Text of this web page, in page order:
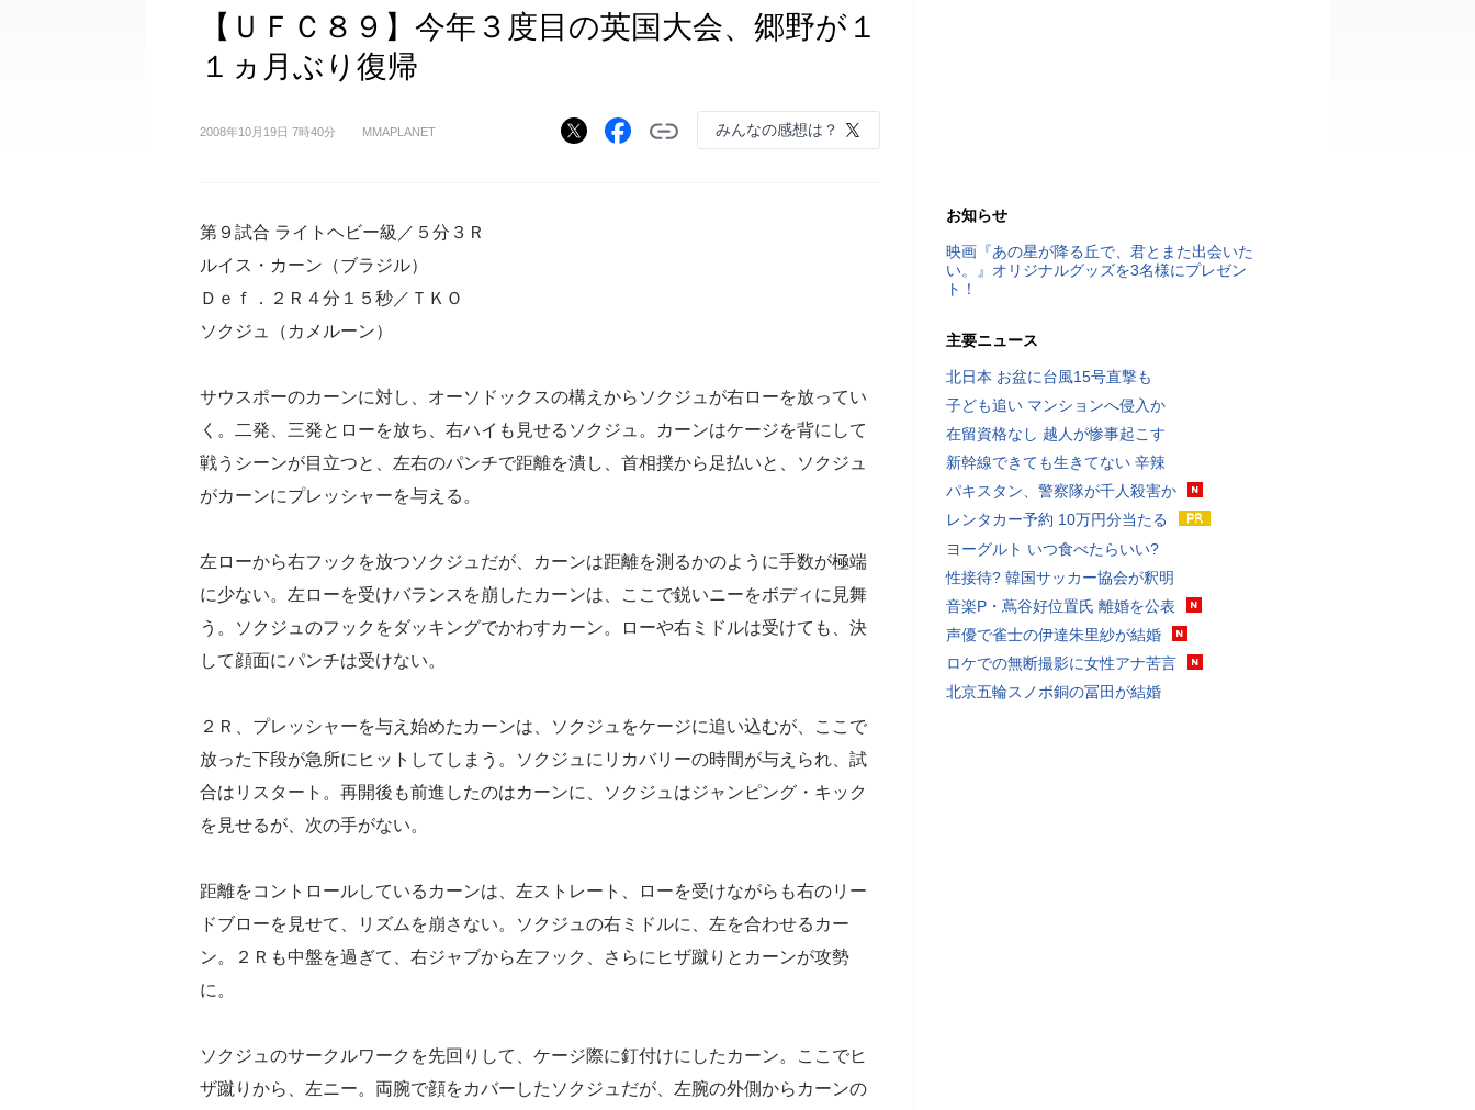
【ＵＦＣ８９】今年３度目の英国大会、郷野が１
１ヵ月ぶり復帰
2008年10月19日 7時40分 MMAPLANET みんなの感想は？
第９試合 ライトヘビー級／５分３Ｒ
ルイス・カーン（ブラジル）
Ｄｅｆ．２Ｒ４分１５秒／ＴＫＯ
ソクジュ（カメルーン）
サウスポーのカーンに対し、オーソドックスの構えからソクジュが右ローを放ってい
く。二発、三発とローを放ち、右ハイも見せるソクジュ。カーンはケージを背にして
戦うシーンが目立つと、左右のパンチで距離を潰し、首相撲から足払いと、ソクジュ
がカーンにプレッシャーを与える。
左ローから右フックを放つソクジュだが、カーンは距離を測るかのように手数が極端
に少ない。左ローを受けバランスを崩したカーンは、ここで鋭いニーをボディに見舞
う。ソクジュのフックをダッキングでかわすカーン。ローや右ミドルは受けても、決
して顔面にパンチは受けない。
２Ｒ、プレッシャーを与え始めたカーンは、ソクジュをケージに追い込むが、ここで
放った下段が急所にヒットしてしまう。ソクジュにリカバリーの時間が与えられ、試
合はリスタート。再開後も前進したのはカーンに、ソクジュはジャンピング・キック
を見せるが、次の手がない。
距離をコントロールしているカーンは、左ストレート、ローを受けながらも右のリー
ドブローを見せて、リズムを崩さない。ソクジュの右ミドルに、左を合わせるカー
ン。２Ｒも中盤を過ぎて、右ジャブから左フック、さらにヒザ蹴りとカーンが攻勢
に。
ソクジュのサークルワークを先回りして、ケージ際に釘付けにしたカーン。ここでヒ
ザ蹴りから、左ニー。両腕で顔をカバーしたソクジュだが、左腕の外側からカーンの
お知らせ
映画『あの星が降る丘で、君とまた出会いた
い。』オリジナルグッズを3名様にプレゼン
ト！
主要ニュース
北日本 お盆に台風15号直撃も
子ども追い マンションへ侵入か
在留資格なし 越人が惨事起こす
新幹線できても生きてない 辛辣
パキスタン、警察隊が千人殺害か
レンタカー予約 10万円分当たる
ヨーグルト いつ食べたらいい?
性接待? 韓国サッカー協会が釈明
音楽P・蔦谷好位置氏 離婚を公表
声優で雀士の伊達朱里紗が結婚
ロケでの無断撮影に女性アナ苦言
北京五輪スノボ銅の冨田が結婚